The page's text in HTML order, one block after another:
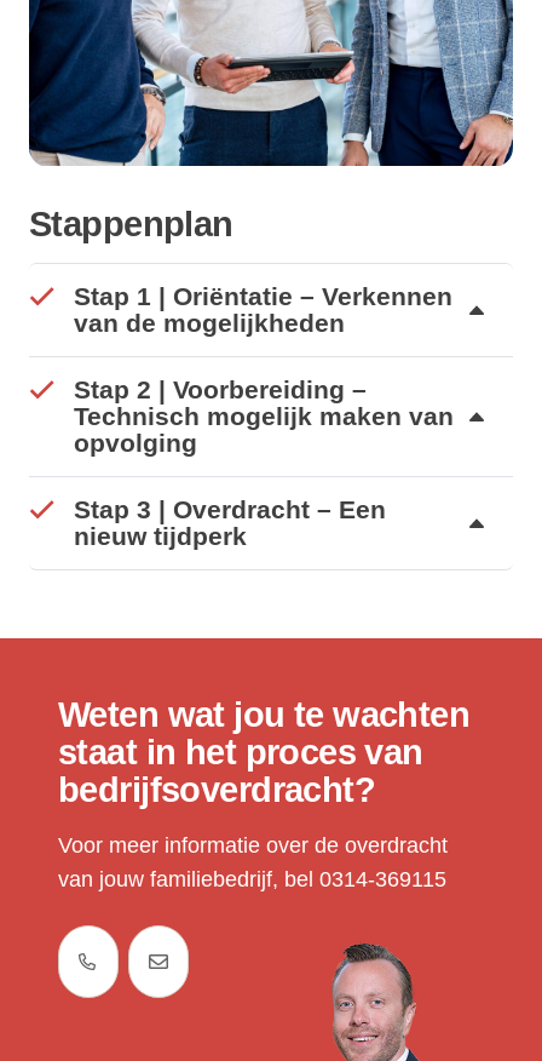
Stappenplan
Stap 1 | Oriëntatie – Verkennen
van de mogelijkheden
Stap 2 | Voorbereiding –
Technisch mogelijk maken van
opvolging
Stap 3 | Overdracht – Een
nieuw tijdperk
Weten wat jou te wachten
staat in het proces van
bedrijfsoverdracht?
Voor meer informatie over de overdracht
van jouw familiebedrijf, bel 0314-369115